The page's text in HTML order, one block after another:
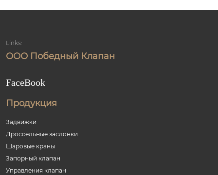
Links:
ООО Победный Клапан
FaceBook
Продукция
Задвижки
Дроссельные заслонки
Шаровые краны
Запорный клапан
Управления клапан